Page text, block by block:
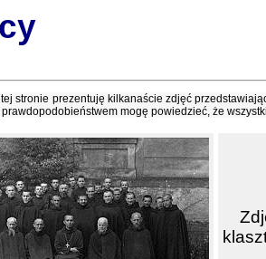
tej stronie prezentuję kilkanaście zdjęć
mogę powiedzieć, że